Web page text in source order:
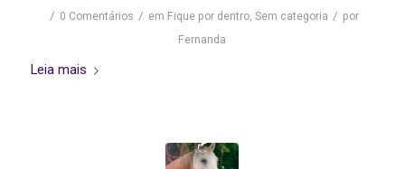
/ 0 Comentários / em Fique por dentro,Sem categoria / por
Fernanda
Leia mais